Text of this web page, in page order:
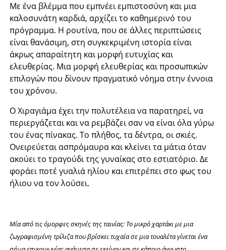
Με ένα βλέμμα που εμπνέει εμπιστοσύνη και μια
καλοσυνάτη καρδιά, αρχίζει το καθημερινό του
πρόγραμμα. Η ρουτίνα, που σε άλλες περιπτώσεις
είναι θανάσιμη, στη συγκεκριμένη ιστορία είναι
άκρως απαραίτητη και μορφή ευτυχίας και
ελευθερίας. Μια μορφή ελευθερίας και προσωπικών
επιλογών που δίνουν πραγματικό νόημα στην έννοια
του χρόνου.
Ο Χιραγιάμα έχει την πολυτέλεια να παρατηρεί, να
περιεργάζεται και να ρεμβάζει σαν να είναι όλα γύρω
του ένας πίνακας. Το πλήθος, τα δέντρα, οι σκιές.
Ονειρεύεται ασπρόμαυρα και κλείνει τα μάτια όταν
ακούει το τραγούδι της γυναίκας στο εστιατόριο. Δε
φοράει ποτέ γυαλιά ηλίου και επιτρέπει στο φως του
ήλιου να τον λούσει.
Μία από τις όμορφες σκηνές της ταινίας: Το μικρό χαρτάκι με μια
ζωγραφισμένη τρίλιζα που βρίσκει τυχαία σε μια τουαλέτα γίνεται ένα